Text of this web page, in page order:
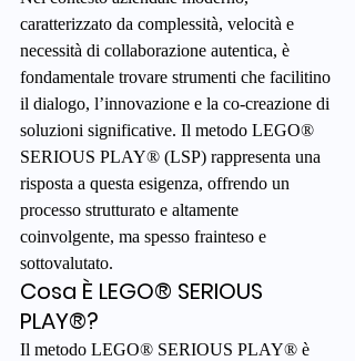
caratterizzato da complessità, velocità e
necessità di collaborazione autentica, è
fondamentale trovare strumenti che facilitino
il dialogo, l’innovazione e la co-creazione di
soluzioni significative. Il metodo LEGO®
SERIOUS PLAY® (LSP) rappresenta una
risposta a questa esigenza, offrendo un
processo strutturato e altamente
coinvolgente, ma spesso frainteso e
sottovalutato.
Cosa È LEGO® SERIOUS
PLAY®?
Il metodo LEGO® SERIOUS PLAY® è